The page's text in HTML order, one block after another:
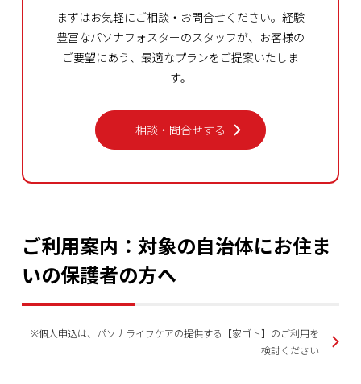
まずはお気軽にご相談・お問合せください。経験
豊富なパソナフォスターのスタッフが、お客様の
ご要望にあう、最適なプランをご提案いたしま
す。
相談・問合せする
ご利用案内：対象の自治体にお住ま
いの保護者の方へ
※個人申込は、パソナライフケアの提供する【家ゴト】のご利用を
検討ください